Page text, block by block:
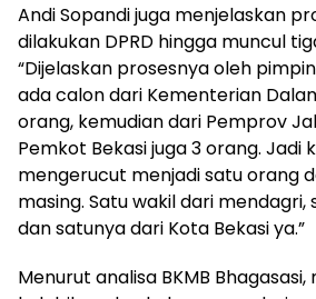
Andi Sopandi juga menjelaskan
dilakukan DPRD hingga muncul
“Dijelaskan prosesnya oleh
ada calon dari Kementerian
orang, kemudian dari Pemprov
Pemkot Bekasi juga 3 orang. Jadi
mengerucut menjadi satu orang
masing. Satu wakil dari mendagri,
dan satunya dari Kota Bekasi ya.”
Menurut analisa BKMB